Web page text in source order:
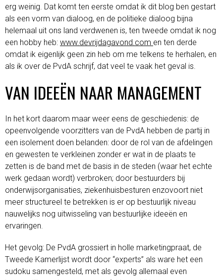
erg weinig. Dat komt ten eerste omdat ik dit blog ben gestart
als een vorm van dialoog, en de politieke dialoog bijna
helemaal uit ons land verdwenen is, ten tweede omdat ik nog
een hobby heb: www.devrijdagavond.com en ten derde
omdat ik eigenlijk geen zin heb om me telkens te herhalen, en
als ik over de PvdA schrijf, dat veel te vaak het geval is.
VAN IDEEËN NAAR MANAGEMENT
In het kort daarom maar weer eens de geschiedenis: de
opeenvolgende voorzitters van de PvdA hebben de partij in
een isolement doen belanden: door de rol van de afdelingen
en gewesten te verkleinen zonder er wat in de plaats te
zetten is de band met de basis in de steden (waar het echte
werk gedaan wordt) verbroken; door bestuurders bij
onderwijsorganisaties, ziekenhuisbesturen enzovoort niet
meer structureel te betrekken is er op bestuurlijk niveau
nauwelijks nog uitwisseling van bestuurlijke ideeën en
ervaringen.
Het gevolg: De PvdA grossiert in holle marketingpraat, de
Tweede Kamerlijst wordt door “experts” als ware het een
sudoku samengesteld, met als gevolg allemaal even